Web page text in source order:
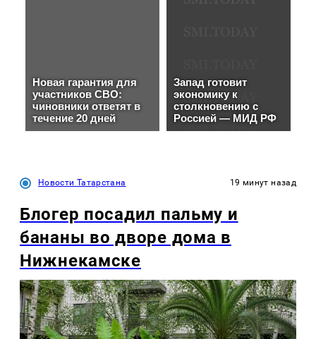
Новости Татарстана 19 минут назад
Блогер посадил пальму и
бананы во дворе дома в
Нижнекамске